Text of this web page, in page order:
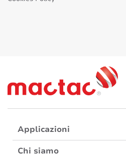
Applicazioni
Chi siamo